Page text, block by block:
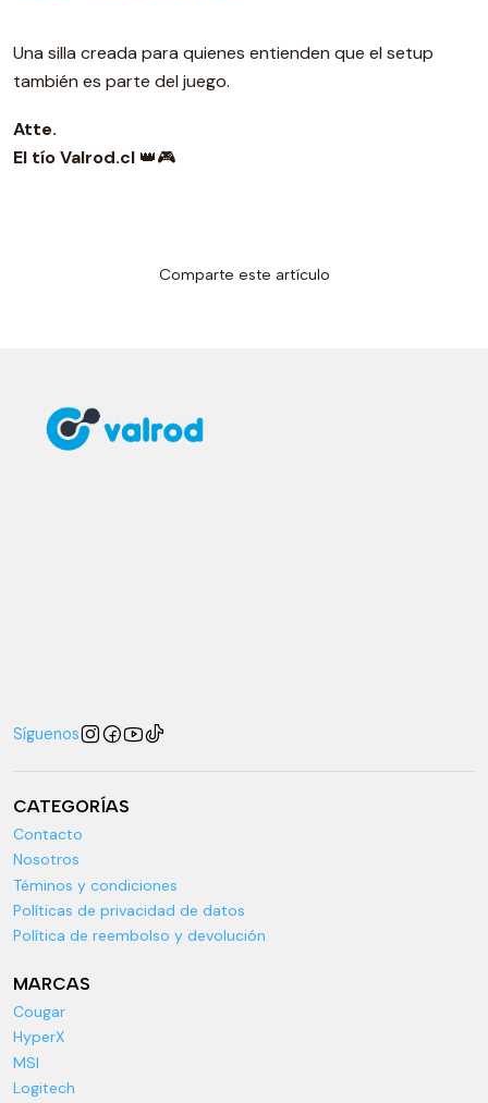
Una silla creada para quienes entienden que el setup
también es parte del juego.
Atte.
El tío Valrod.cl 👑🎮
Comparte este artículo
Síguenos
CATEGORÍAS
Contacto
Nosotros
Téminos y condiciones
Políticas de privacidad de datos
Política de reembolso y devolución
MARCAS
Cougar
HyperX
MSI
Logitech